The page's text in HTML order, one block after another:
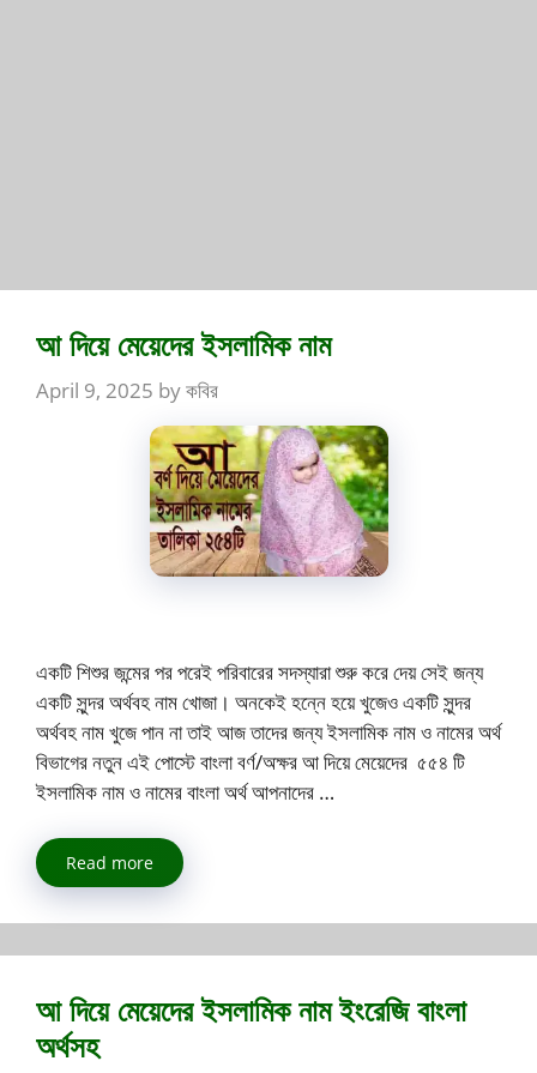
আ দিয়ে মেয়েদের ইসলামিক নাম
April 9, 2025 byকবির
একটি শিশুর জন্মের পর পরেই পরিবারের সদস্যারা শুরু করে দেয় সেই জন্য
একটি সুন্দর অর্থবহ নাম খোজা। অনকেই হন্নে হয়ে খুজেও একটি সুন্দর
অর্থবহ নাম খুজে পান না তাই আজ তাদের জন্য ইসলামিক নাম ও নামের অর্থ
বিভাগের নতুন এই পোস্টে বাংলা বর্ণ/অক্ষর আ দিয়ে মেয়েদের ৫৫৪ টি
ইসলামিক নাম ও নামের বাংলা অর্থ আপনাদের …
Read more
আ দিয়ে মেয়েদের ইসলামিক নাম ইংরেজি বাংলা
অর্থসহ